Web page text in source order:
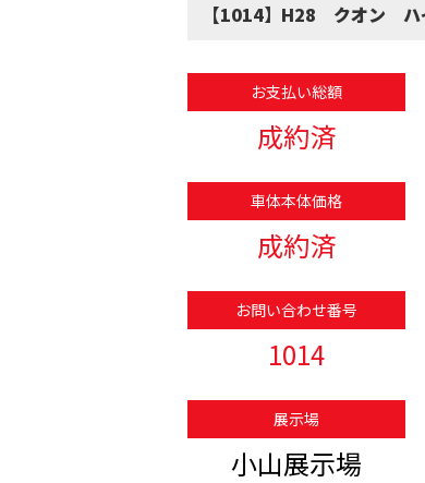
【1014】H28 クオン
お支払い総額
成約済
車体本体価格
成約済
お問い合わせ番号
1014
展示場
小山展示場